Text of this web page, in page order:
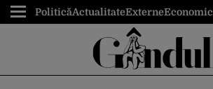
PoliticăActualitateExterneEconomic